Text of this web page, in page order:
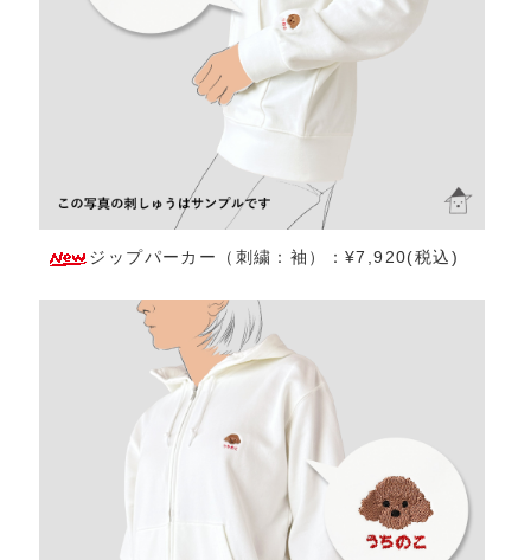
ジップパーカー（刺繍：袖）：¥7,920(税込)